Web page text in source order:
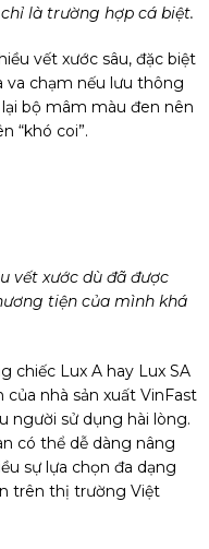
là trường hợp cá biệt.
vết xước sâu, đặc biệt
va chạm nếu lưu thông
bộ mâm màu đen nên
“khó coi”.
vết xước dù đã được
tiện của mình khá
chiếc Lux A hay Lux SA
nhà sản xuất VinFast
người sử dụng hài lòng.
có thể dễ dàng nâng
sự lựa chọn đa dạng
trên thị trường Việt